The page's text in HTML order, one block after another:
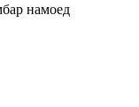
намоед